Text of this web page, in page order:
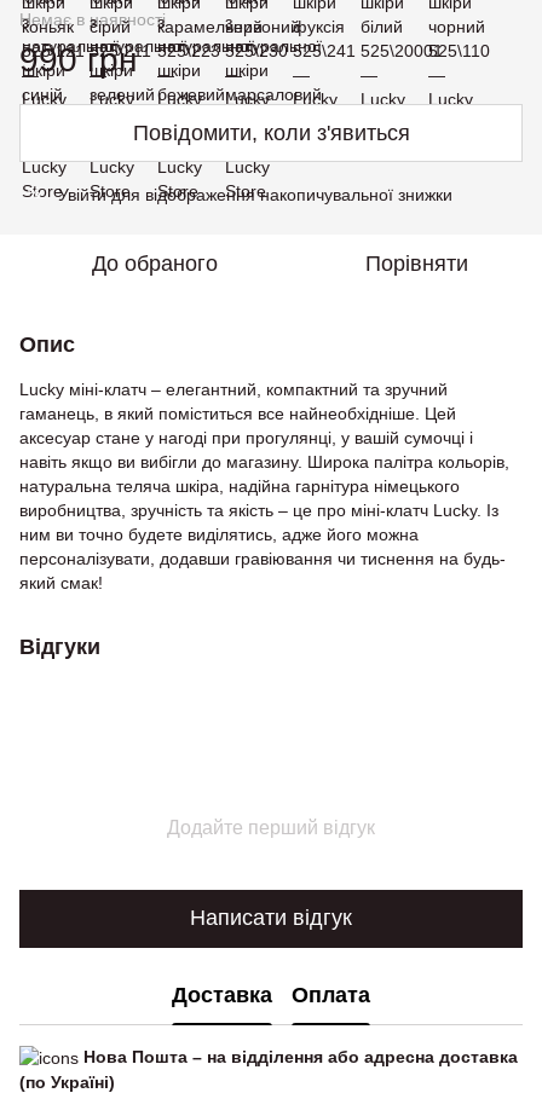
Немає в наявності
990 грн
Повідомити, коли з'явиться
% Увійтидля відображення накопичувальної знижки
До обраного Порівняти
Опис
Lucky міні-клатч – елегантний, компактний та зручний
гаманець, в який поміститься все найнеобхідніше. Цей
аксесуар стане у нагоді при прогулянці, у вашій сумочці і
навіть якщо ви вибігли до магазину. Широка палітра кольорів,
натуральна теляча шкіра, надійна гарнітура німецького
виробництва, зручність та якість – це про міні-клатч Lucky. Із
ним ви точно будете виділятись, адже його можна
персоналізувати, додавши гравіювання чи тиснення на будь-
який смак!
Відгуки
Додайте перший відгук
Написати відгук
Доставка Оплата
Нова Пошта – на відділення або адресна доставка
(по Україні)